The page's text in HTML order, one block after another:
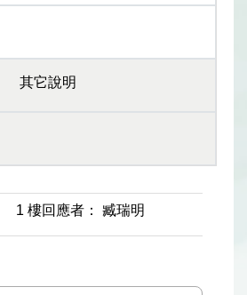
其它說明
1 樓回應者： 臧瑞明